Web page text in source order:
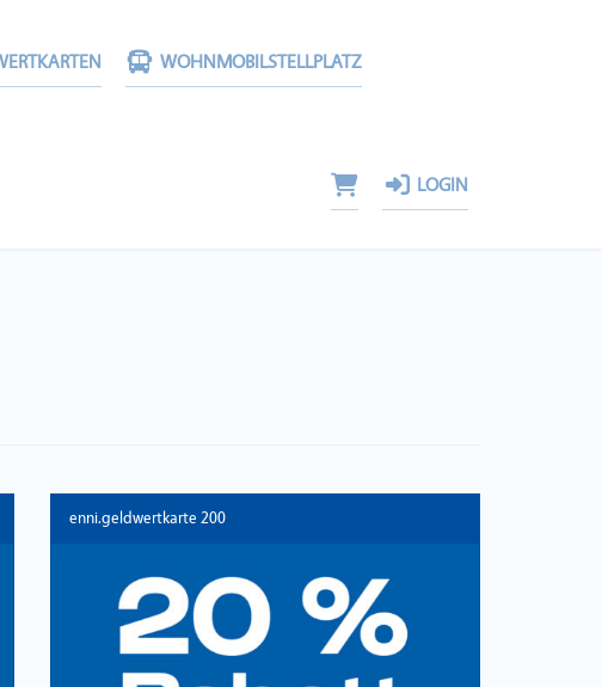
WOHNMOBILSTELLPLATZ
LOGIN
enni.geldwertkarte 200